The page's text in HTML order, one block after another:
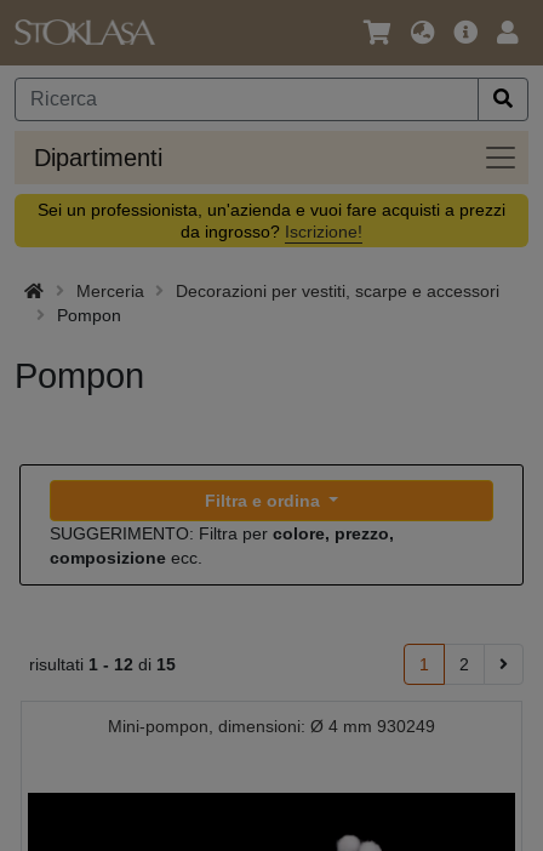
Lingua
Valuta
Offerta
Dipartimenti
Sei un professionista, un'azienda e vuoi fare acquisti a prezzi
da ingrosso? Iscrizione!
Merceria
Decorazioni per vestiti, scarpe e accessori
Pompon
Pompon
Filtra e ordina
SUGGERIMENTO: Filtra per colore, prezzo,
composizione ecc.
risultati 1 - 12 di 15 1 2
Mini-pompon, dimensioni: Ø 4 mm 930249